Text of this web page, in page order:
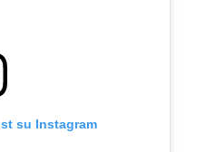
su Instagram